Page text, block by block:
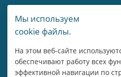
Контакты
г. Москва, Мичуринский пр-т,
8 800 775 43 14
Мы используем
cookie файлы.
На этом веб-сайте
обеспечивают работу всех
эффективной навигации по